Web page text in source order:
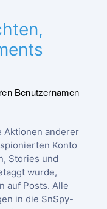
Benutzernamen
Aktionen anderer
Konto
Stories und
wurde,
auf Posts. Alle
in die SnSpy-